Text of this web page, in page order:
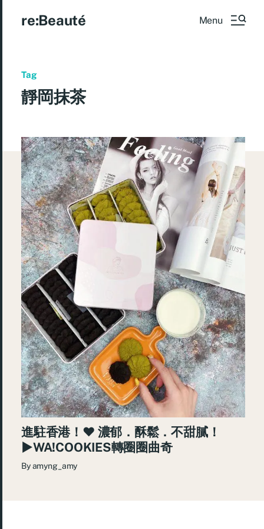
re:Beauté Menu
Tag
靜岡抹茶
進駐香港！♥ 濃郁．酥鬆．不甜膩！
►WA!COOKIES轉圈圈曲奇
Byamyng_amy